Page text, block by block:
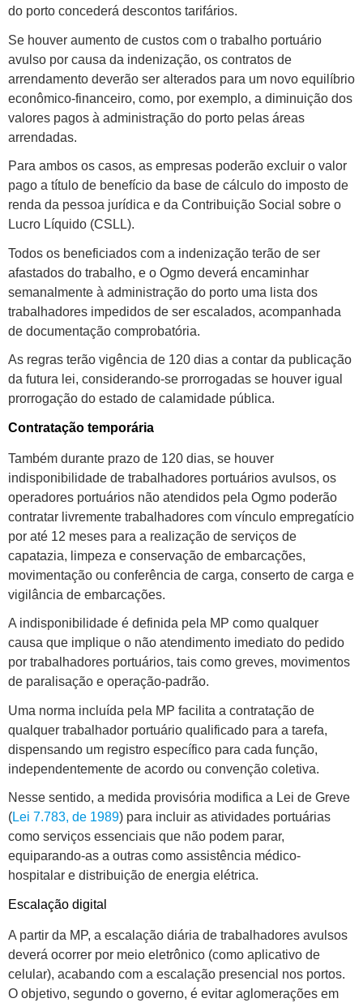
do porto concederá descontos tarifários.
Se houver aumento de custos com o trabalho portuário
avulso por causa da indenização, os contratos de
arrendamento deverão ser alterados para um novo equilíbrio
econômico-financeiro, como, por exemplo, a diminuição dos
valores pagos à administração do porto pelas áreas
arrendadas.
Para ambos os casos, as empresas poderão excluir o valor
pago a título de benefício da base de cálculo do imposto de
renda da pessoa jurídica e da Contribuição Social sobre o
Lucro Líquido (CSLL).
Todos os beneficiados com a indenização terão de ser
afastados do trabalho, e o Ogmo deverá encaminhar
semanalmente à administração do porto uma lista dos
trabalhadores impedidos de ser escalados, acompanhada
de documentação comprobatória.
As regras terão vigência de 120 dias a contar da publicação
da futura lei, considerando-se prorrogadas se houver igual
prorrogação do estado de calamidade pública.
Contratação temporária
Também durante prazo de 120 dias, se houver
indisponibilidade de trabalhadores portuários avulsos, os
operadores portuários não atendidos pela Ogmo poderão
contratar livremente trabalhadores com vínculo empregatício
por até 12 meses para a realização de serviços de
capatazia, limpeza e conservação de embarcações,
movimentação ou conferência de carga, conserto de carga e
vigilância de embarcações.
A indisponibilidade é definida pela MP como qualquer
causa que implique o não atendimento imediato do pedido
por trabalhadores portuários, tais como greves, movimentos
de paralisação e operação-padrão.
Uma norma incluída pela MP facilita a contratação de
qualquer trabalhador portuário qualificado para a tarefa,
dispensando um registro específico para cada função,
independentemente de acordo ou convenção coletiva.
Nesse sentido, a medida provisória modifica a Lei de Greve
(Lei 7.783, de 1989) para incluir as atividades portuárias
como serviços essenciais que não podem parar,
equiparando-as a outras como assistência médico-
hospitalar e distribuição de energia elétrica.
Escalação digital
A partir da MP, a escalação diária de trabalhadores avulsos
deverá ocorrer por meio eletrônico (como aplicativo de
celular), acabando com a escalação presencial nos portos.
O objetivo, segundo o governo, é evitar aglomerações em